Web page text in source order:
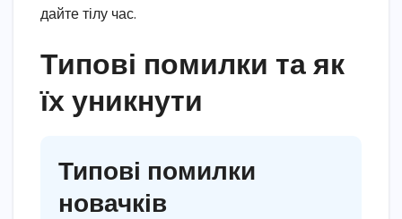
дайте тілу час.
Типові помилки та як
їх уникнути
Типові помилки
новачків